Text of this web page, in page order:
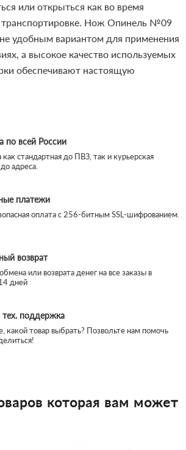
или открыться как во время
транспортировке. Нож Опинель №09
удобным вариантом для применения
а высокое качество используемых
обеспечивают настоящую
по всей России
как стандартная до ПВЗ, так и курьерская
адреса.
платежи
оплата с 256-битным SSL-шифрованием.
возврат
или возврата денег на все заказы в
дней
тех. поддержка
какой товар выбрать? Позвольте нам помочь
которая вам может